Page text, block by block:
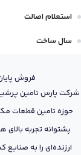
استعلام اصالت
سال ساخت
فروش
حوزه تامین قطعات
پشتوانه تجربه
ارزنده‌ای را به